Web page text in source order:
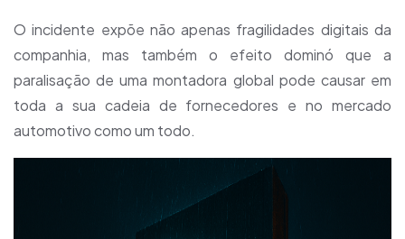
O incidente expõe não apenas fragilidades digitais da
companhia, mas também o efeito dominó que a
paralisação de uma montadora global pode causar em
toda a sua cadeia de fornecedores e no mercado
automotivo como um todo.